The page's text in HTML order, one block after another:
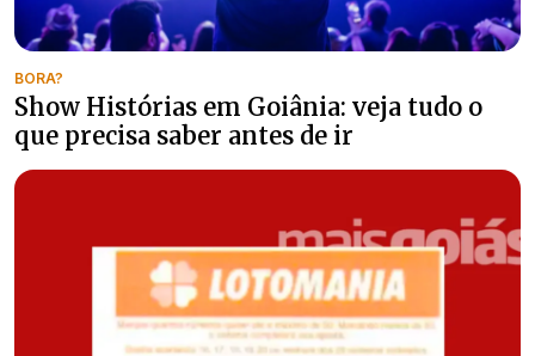
BORA?
Show Histórias em Goiânia: veja tudo o
que precisa saber antes de ir